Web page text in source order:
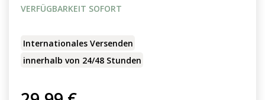
VERFÜGBARKEIT SOFORT
Internationales Versenden
innerhalb von 24/48 Stunden